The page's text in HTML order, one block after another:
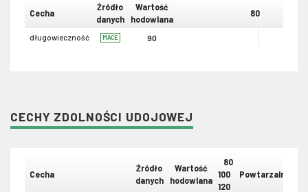
Cecha
Źródło
danych
Wartość
hodowlana
80
długowieczność MACE 90
CECHY ZDOLNOŚCI UDOJOWEJ
Cecha
Źródło
danych
Wartość
hodowlana
80
100
120
Powtarzalność